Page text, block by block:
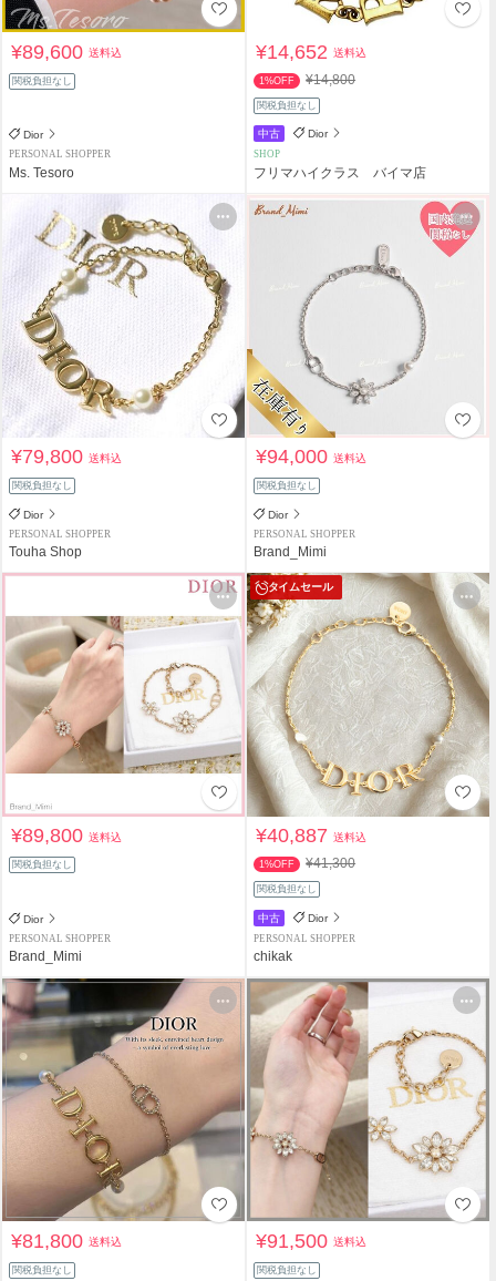
¥89,600送料込
関税負担なし
Dior
PERSONAL SHOPPER
Ms. Tesoro
¥14,652送料込
1%OFF ¥14,800
関税負担なし
中古 Dior
SHOP
フリマハイクラス バイマ店
¥79,800送料込
関税負担なし
Dior
PERSONAL SHOPPER
Touha Shop
¥94,000送料込
関税負担なし
Dior
PERSONAL SHOPPER
Brand_Mimi
¥89,800送料込
関税負担なし
Dior
PERSONAL SHOPPER
Brand_Mimi
タイムセール
¥40,887送料込
1%OFF ¥41,300
関税負担なし
中古 Dior
PERSONAL SHOPPER
chikak
¥81,800送料込
関税負担なし
¥91,500送料込
関税負担なし